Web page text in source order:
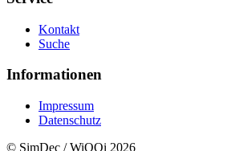
Kontakt
Suche
Informationen
Impressum
Datenschutz
© SimDec / WiQQi 2026